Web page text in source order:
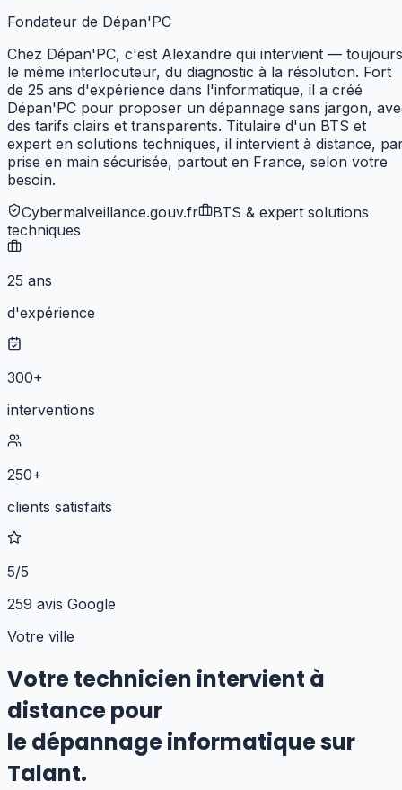
Fondateur de Dépan'PC
Chez Dépan'PC, c'est Alexandre qui intervient — toujours
le même interlocuteur, du diagnostic à la résolution. Fort
de 25 ans d'expérience dans l'informatique, il a créé
Dépan'PC pour proposer un dépannage sans jargon,
des tarifs clairs et transparents. Titulaire d'un BTS et
expert en solutions techniques, il intervient à distance,
prise en main sécurisée, partout en France, selon votre
besoin.
Cybermalveillance.gouv.fr
BTS & expert solutions
techniques
25 ans
d'expérience
300+
interventions
250+
clients satisfaits
5/5
259 avis Google
Votre ville
Votre technicien intervient à
distance pour
le dépannage informatiquesur
Talant.